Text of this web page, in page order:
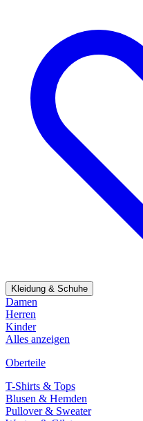
Kleidung & Schuhe
Damen
Herren
Kinder
Alles anzeigen
Oberteile
T-Shirts & Tops
Blusen & Hemden
Pullover & Sweater